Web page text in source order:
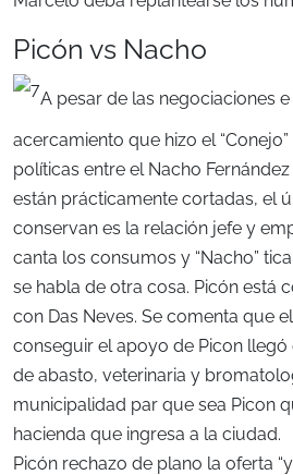
Picón vs Nacho
A pesar de las negociaciones
acercamiento que hizo el
políticas entre el Nacho
están prácticamente cortadas, el
conservan es la relación jefe y
canta los consumos y “Nacho”
se habla de otra cosa. Picón está
con Das Neves. Se comenta que
conseguir el apoyo de Picon
de abasto, veterinaria y
municipalidad par que sea Picon
hacienda que ingresa a la ciudad.
Picón rechazo de plano la oferta